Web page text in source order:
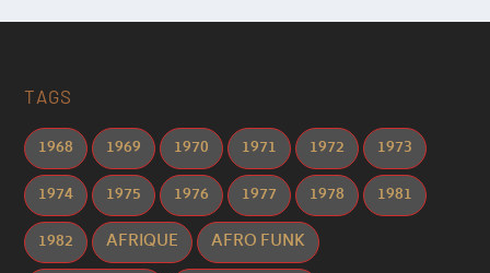
TAGS
1968 1969 1970 1971 1972
1973
1974
1975 1976 1977 1978
1981
1982
AFRIQUE
AFRO FUNK